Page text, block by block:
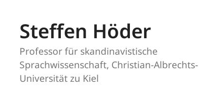
springenSteffen Höder
Professor für skandinavistische
Sprachwissenschaft, Christian-Albrechts-
Universität zu Kiel